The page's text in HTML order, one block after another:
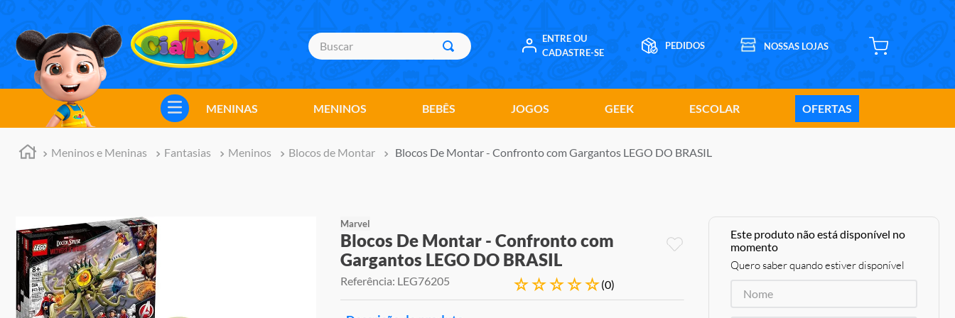
Buscar
ENTRE OU
CADASTRE-SE
MENINAS MENINOS BEBÊS JOGOS GEEK ESCOLAR OFERTAS
Meninos e Meninas Fantasias Meninos Blocos de Montar Blocos De Montar - Confronto com Gargantos LEGO DO BRASIL
Marvel
Blocos De Montar - Confronto com
Gargantos LEGO DO BRASIL
Referência: LEG76205 ☆☆☆☆☆(0)
Este produto não está disponível no
momento
Quero saber quando estiver disponível
TERMOS MAIS BUSCADOS
meninos
marvel legends
master of the universe
boneca
pokemon
jogos